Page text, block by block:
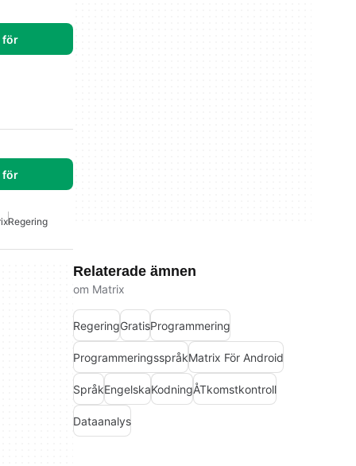
för
för
Regering
Relaterade ämnen
om Matrix
RegeringGratisProgrammering
ProgrammeringsspråkMatrix För Android
SpråkEngelskaKodningÅTkomstkontroll
Dataanalys